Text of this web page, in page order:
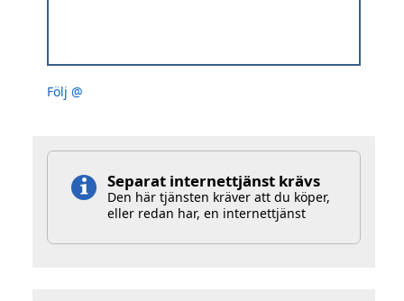
Följ @
Separat internettjänst krävs
Den här tjänsten kräver att du köper,
eller redan har, en internettjänst